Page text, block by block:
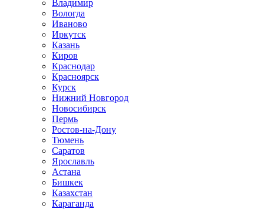
Владимир
Вологда
Иваново
Иркутск
Казань
Киров
Краснодар
Красноярск
Курск
Нижний Новгород
Новосибирск
Пермь
Ростов-на-Дону
Тюмень
Саратов
Ярославль
Астана
Бишкек
Казахстан
Караганда